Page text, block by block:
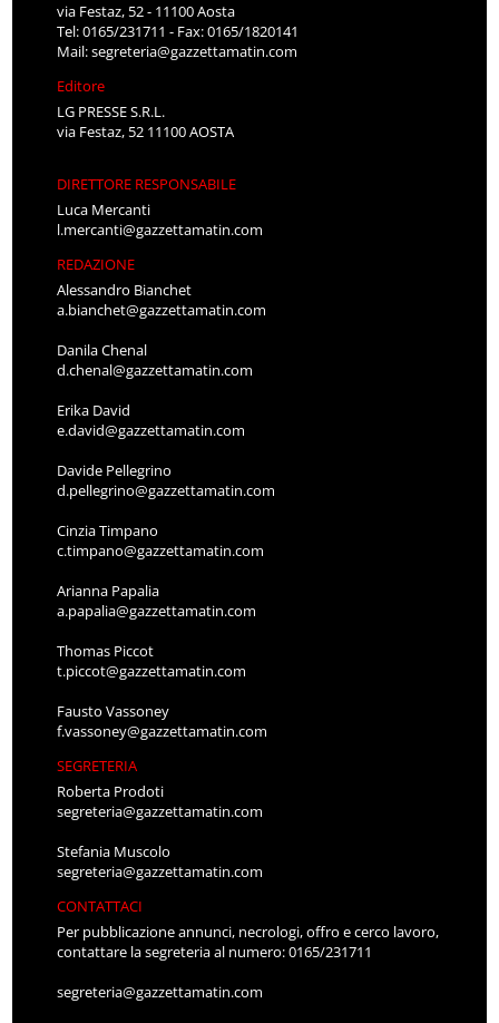
via Festaz, 52 - 11100 Aosta
Tel: 0165/231711 - Fax: 0165/1820141
Mail:segreteria@gazzettamatin.com
Editore
LG PRESSE S.R.L.
via Festaz, 52 11100 AOSTA
DIRETTORE RESPONSABILE
Luca Mercanti
l.mercanti@gazzettamatin.com
REDAZIONE
Alessandro Bianchet
a.bianchet@gazzettamatin.com
Danila Chenal
d.chenal@gazzettamatin.com
Erika David
e.david@gazzettamatin.com
Davide Pellegrino
d.pellegrino@gazzettamatin.com
Cinzia Timpano
c.timpano@gazzettamatin.com
Arianna Papalia
a.papalia@gazzettamatin.com
Thomas Piccot
t.piccot@gazzettamatin.com
Fausto Vassoney
f.vassoney@gazzettamatin.com
SEGRETERIA
Roberta Prodoti
segreteria@gazzettamatin.com
Stefania Muscolo
segreteria@gazzettamatin.com
CONTATTACI
Per pubblicazione annunci, necrologi, offro e cerco lavoro,
contattare la segreteria al numero: 0165/231711
segreteria@gazzettamatin.com